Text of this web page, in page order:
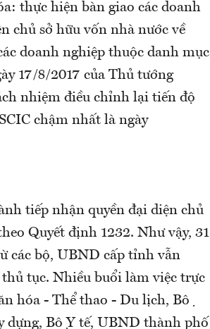
thực hiện bàn giao các doanh
chủ sở hữu vốn nhà nước về
doanh nghiệp thuộc danh mục
17/8/2017 của Thủ tướng
nhiệm điều chỉnh lại tiến độ
chậm nhất là ngày
tiếp nhận quyền đại diện chủ
Quyết định 1232. Như vậy, 31
các bộ, UBND cấp tỉnh vẫn
tục. Nhiều buổi làm việc trực
hóa - Thể thao - Du lịch, Bộ
dựng, Bộ Y tế, UBND thành phố